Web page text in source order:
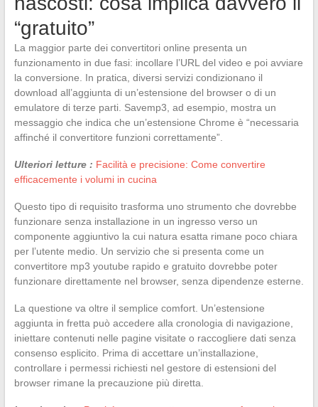
“gratuito”
La maggior parte dei convertitori online presenta un
funzionamento in due fasi: incollare l’URL del video e poi avviare
la conversione. In pratica, diversi servizi condizionano il
download all’aggiunta di un’estensione del browser o di un
emulatore di terze parti. Savemp3, ad esempio, mostra un
messaggio che indica che un’estensione Chrome è “necessaria
affinché il convertitore funzioni correttamente”.
Ulteriori letture : Facilità e precisione: Come convertire
efficacemente i volumi in cucina
Questo tipo di requisito trasforma uno strumento che dovrebbe
funzionare senza installazione in un ingresso verso un
componente aggiuntivo la cui natura esatta rimane poco chiara
per l’utente medio. Un servizio che si presenta come un
convertitore mp3 youtube rapido e gratuito dovrebbe poter
funzionare direttamente nel browser, senza dipendenze esterne.
La questione va oltre il semplice comfort. Un’estensione
aggiunta in fretta può accedere alla cronologia di navigazione,
iniettare contenuti nelle pagine visitate o raccogliere dati senza
consenso esplicito. Prima di accettare un’installazione,
controllare i permessi richiesti nel gestore di estensioni del
browser rimane la precauzione più diretta.